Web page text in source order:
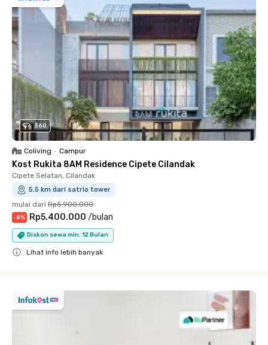
360
Coliving • Campur
Kost Rukita 8AM Residence Cipete Cilandak
Cipete Selatan, Cilandak
5.5 km dari satrio tower
mulai dari Rp5.900.000
-8% Rp5.400.000 /bulan
Diskon sewa min. 12 Bulan
Lihat info lebih banyak